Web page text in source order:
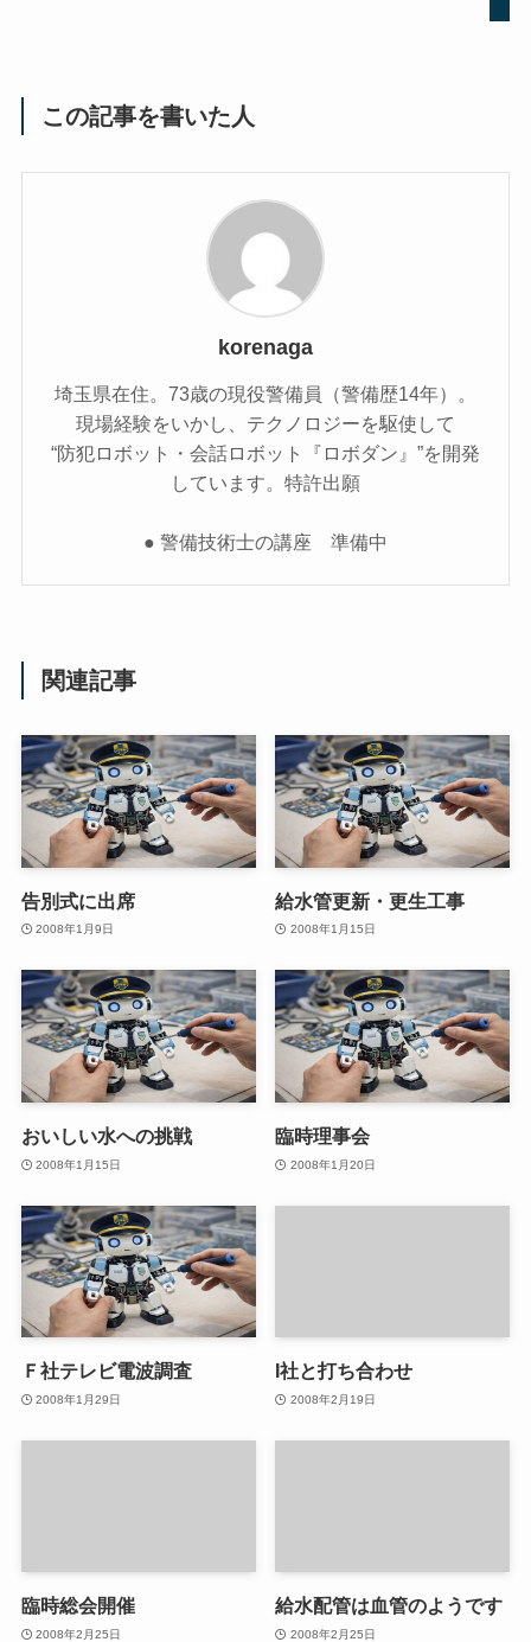
この記事を書いた人
korenaga
埼玉県在住。73歳の現役警備員（警備歴14年）。
現場経験をいかし、テクノロジーを駆使して
“防犯ロボット・会話ロボット『ロボダン』”を開発
しています。特許出願
● 警備技術士の講座 準備中
関連記事
告別式に出席
2008年1月9日
給水管更新・更生工事
2008年1月15日
おいしい水への挑戦
2008年1月15日
臨時理事会
2008年1月20日
Ｆ社テレビ電波調査
2008年1月29日
I社と打ち合わせ
2008年2月19日
臨時総会開催
2008年2月25日
給水配管は血管のようです
2008年2月25日